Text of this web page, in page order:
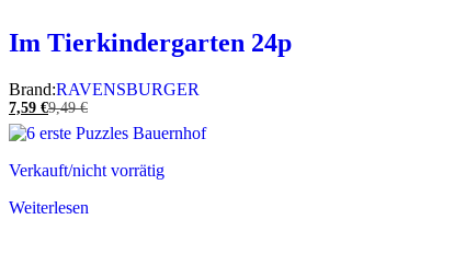
Im Tierkindergarten 24p
Brand:RAVENSBURGER
7,59 €9,49€
Verkauft/nicht vorrätig
Weiterlesen